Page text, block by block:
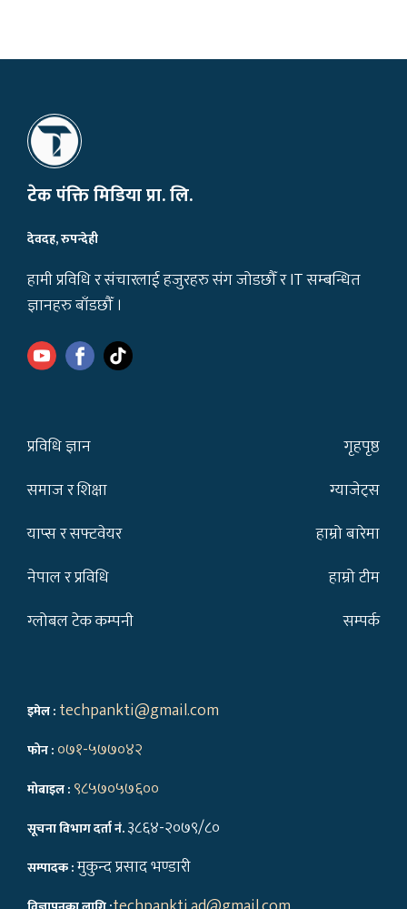
टेक पंक्ति मिडिया प्रा. लि.
देवदह, रुपन्देही
हामी प्रविधि र संचारलाई हजुरहरु संग जोडछौँ र IT सम्बन्धित
ज्ञानहरु बाँडछौँ ।
प्रविधि ज्ञान
समाज र शिक्षा
याप्स र सफ्टवेयर
नेपाल र प्रविधि
ग्लोबल टेक कम्पनी
गृहपृष्ठ
ग्याजेट्स
हाम्रो बारेमा
हाम्रो टीम
सम्पर्क
इमेल : techpankti@gmail.com
फोन : ०७१-५७७०४२
मोबाइल : ९८५७०५७६००
सूचना विभाग दर्ता नं.३८६४-२०७९/८०
सम्पादक :मुकुन्द प्रसाद भण्डारी